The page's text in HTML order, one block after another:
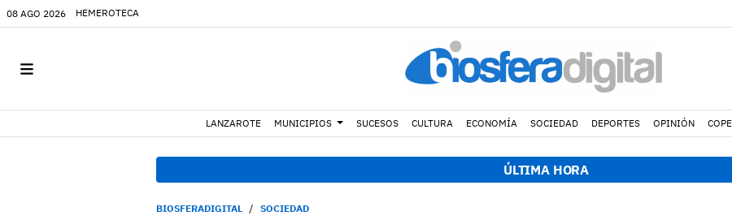
08 AGO 2026 HEMEROTECA
LANZAROTE MUNICIPIOS SUCESOS CULTURA ECONOMÍA SOCIEDAD DEPORTES OPINIÓN
ÚLTIMA HORA
BIOSFERADIGITAL SOCIEDAD